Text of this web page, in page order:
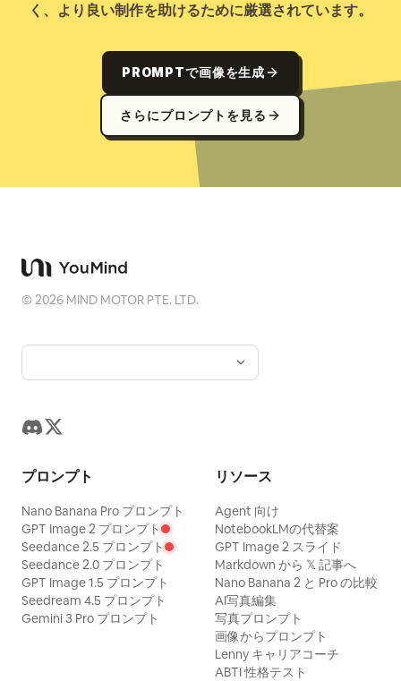
く、より良い制作を助けるために厳選されています。
PROMPTで画像を生成
さらにプロンプトを見る
©2026 MIND MOTOR PTE. LTD.
プロンプト
Nano Banana Pro プロンプト
GPT Image 2 プロンプト
Seedance 2.5 プロンプト
Seedance 2.0 プロンプト
GPT Image 1.5 プロンプト
Seedream 4.5 プロンプト
Gemini 3 Pro プロンプト
リソース
Agent 向け
NotebookLMの代替案
GPT Image 2 スライド
Markdown から 𝕏 記事へ
Nano Banana 2 と Pro の比較
AI写真編集
写真プロンプト
画像からプロンプト
Lenny キャリアコーチ
ABTI 性格テスト